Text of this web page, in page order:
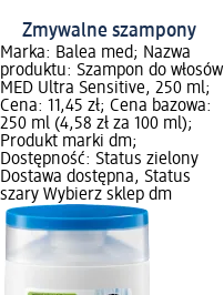
Zmywalne szampony
Marka: Balea med; Nazwa
produktu: Szampon do włosów
MED Ultra Sensitive, 250 ml;
Cena: 11,45 zł; Cena bazowa:
250 ml (4,58 zł za 100 ml);
Produkt marki dm;
Dostępność: Status zielony
Dostawa dostępna, Status
szary Wybierz sklep dm